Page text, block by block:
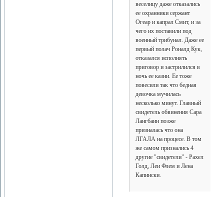
веселицу даже отказались
ее охранники сержант
Огеар и капрал Смит, и за
чего их поставили под
военный трибунал. Даже ее
первый полач Роналд Кук,
отказался исполнять
приговор и застрилился в
ночь ее казни. Ее тоже
повесили так что бедная
девочка мучилась
несколько минут. Главный
свидетель обвинения Сара
Лангбаин позже
призналась что она
ЛГАЛА на процесе. В том
же самом признались 4
другие "свидетели" - Рахел
Голд, Леи Флем и Лена
Капински.